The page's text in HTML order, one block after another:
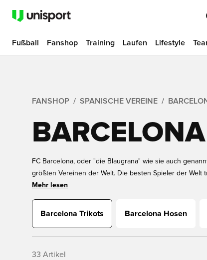
Fußball Fanshop Training Laufen Lifestyle
FANSHOP SPANISCHE VEREINE
FC Barcelona, oder "die Blaugrana" wie sie auch
größten Vereinen der Welt. Die besten Spieler der Welt
und spielten jedes Jahr um Titel. Da darf das Barcelona
und Erwachsene. Alle Trikots sind auch mit Druck
Mehr lesen
Barcelona Trikots Barcelona Hosen
33 Artikel